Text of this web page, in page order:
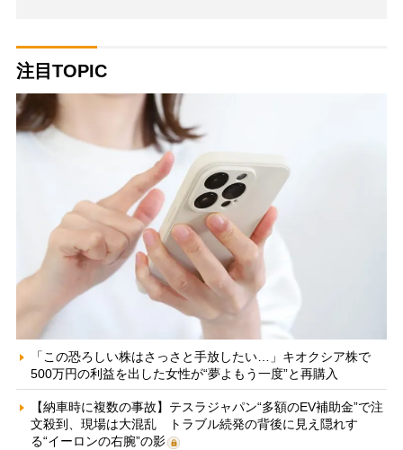
注目TOPIC
「この恐ろしい株はさっさと手放したい…」キオクシア株で
500万円の利益を出した女性が“夢よもう一度”と再購入
【納車時に複数の事故】テスラジャパン“多額のEV補助金”で注
文殺到、現場は大混乱 トラブル続発の背後に見え隠れす
る“イーロンの右腕”の影